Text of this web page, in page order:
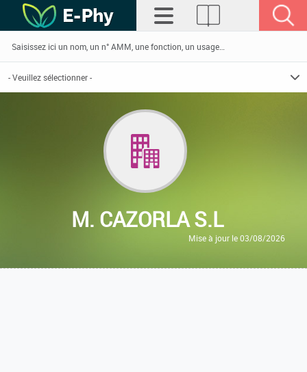
M. CAZORLA S.L
Mise à jour le 03/08/2026